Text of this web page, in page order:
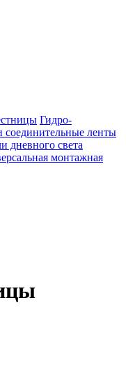
Гидро-
соединительные ленты
дневного света
монтажная